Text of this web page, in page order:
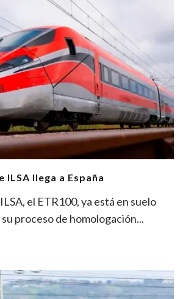
llega a España
el ETR100, ya está en suelo
proceso de homologación...